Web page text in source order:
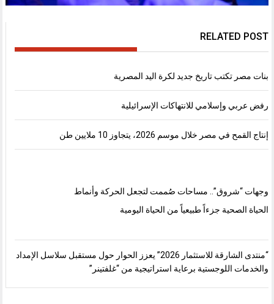
RELATED POST
بنات مصر تكتب تاريخ جديد لكرة اليد المصرية
رفض عربي وإسلامي للانتهاكات الإسرائيلية
إنتاج القمح في مصر خلال موسم 2026، يتجاوز 10 ملايين طن
وجهات “شروق”.. مساحات صُممت لتجعل الحركة وأنماط
الحياة الصحية جزءاً طبيعياً من الحياة اليومية
“منتدى الشارقة للاستثمار 2026” يعزز الحوار حول مستقبل سلاسل الإمداد
والخدمات اللوجستية برعاية استراتيجية من “غلفتينر”